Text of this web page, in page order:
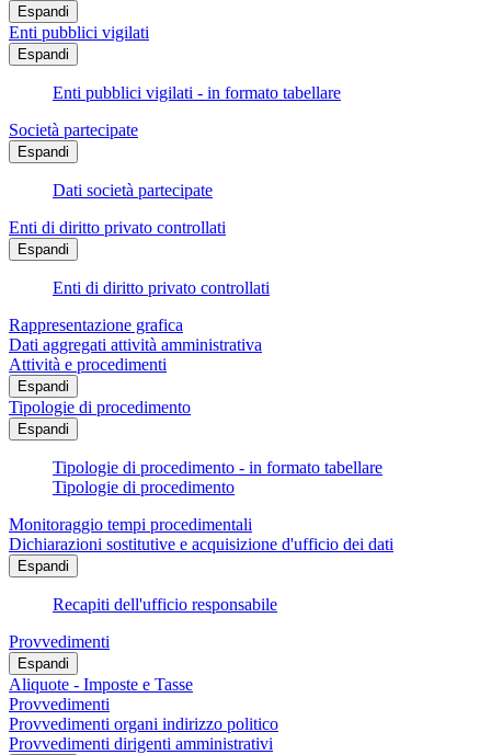
Espandi
Enti pubblici vigilati
Espandi
Enti pubblici vigilati - in formato tabellare
Società partecipate
Espandi
Dati società partecipate
Enti di diritto privato controllati
Espandi
Enti di diritto privato controllati
Rappresentazione grafica
Dati aggregati attività amministrativa
Attività e procedimenti
Espandi
Tipologie di procedimento
Espandi
Tipologie di procedimento - in formato tabellare
Tipologie di procedimento
Monitoraggio tempi procedimentali
Dichiarazioni sostitutive e acquisizione d'ufficio dei dati
Espandi
Recapiti dell'ufficio responsabile
Provvedimenti
Espandi
Aliquote - Imposte e Tasse
Provvedimenti
Provvedimenti organi indirizzo politico
Provvedimenti dirigenti amministrativi